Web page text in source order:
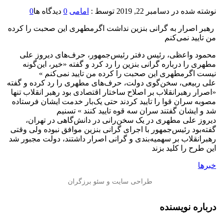
نوشته شده در دسامبر 22, 2019 توسط : امامی 0 دیدگاه ها0
️ رهبر اصرار به گرانی بنزین نداشت اگرمطهری این صحبت را کرده
من تایید نمی‌کنم
محمود واعظی، رئیس دفتر رئیس‌جمهور، حرف‌های دیروز علی
مطهری را درباره گرانی بنزین را رد کرد و گفته «خیر، این‌گونه
نیست اگرمطهری این صحبت را کرده من تایید نمی‌کنم »
علی ربیعی، سخن‌گوی دولت، حرف‌های مطهری را رد کرده و گفته
«اصرار رهبرانقلاب بر اصلاح ساختار اقتصادی بود رهبر انقلاب تنها
مصوبه سران قوا را تایید کردند حتی یک‌بار خدمت ایشان فرستاده
شد و ایشان گفتند سران سه قوه تایید کنند » تسنیم
دیروز علی‌ مطهری در یک سخن‌رانی در دانش‌گاهی در تهران،
گفته‌بود رئیس‌جمهور با اجرای گرانی بنزین موافق نبوده ولی وقتی
رهبرانقلاب بر سهمیه‌بندی و گرانی اصرار داشتند، دولت مجبور شد
این طرح را کلید بزند
خبرها
درباره نویسنده